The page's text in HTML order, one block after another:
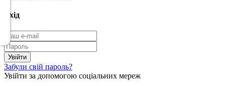
Вхід
Забули свій пароль?
Увійти за допомогою соціальних мереж
Скачать
(Розн.)
Скачать
CSV
(Опт)